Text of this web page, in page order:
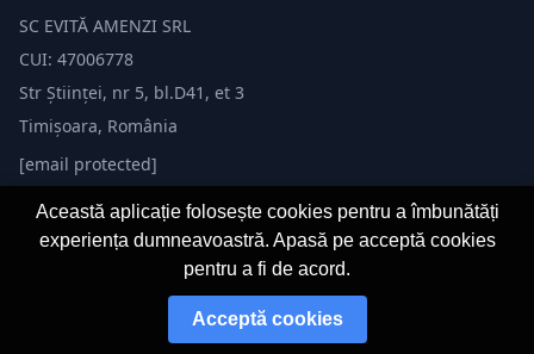
SC EVITĂ AMENZI SRL
CUI: 47006778
Str Științei, nr 5, bl.D41, et 3
Timișoara, România
[email protected]
© 2026 Evită Amenzi. Toate drepturile rezervate. Dezvoltat de
Această aplicație folosește cookies pentru a îmbunătăți
experiența dumneavoastră. Apasă pe acceptă cookies
pentru a fi de acord.
Acceptă cookies